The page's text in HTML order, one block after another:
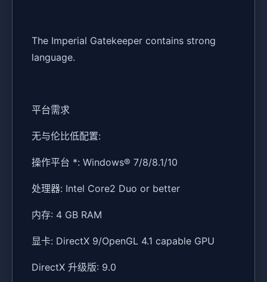
The Imperial Gatekeeper contains strong
language.
平台需求
无与伦比低配置:
操作平台 *: Windows® 7/8/8.1/10
处理器: Intel Core2 Duo or better
内存: 4 GB RAM
显卡: DirectX 9/OpenGL 4.1 capable GPU
DirectX 升级版: 9.0